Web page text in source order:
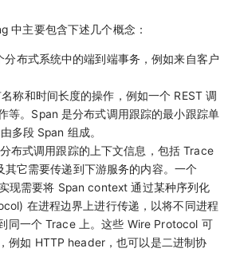
中主要包含下述几个概念：
分布式系统中的端到端事务，例如来自客户
称和时间长度的操作，例如一个 REST 调
等。Span 是分布式调用跟踪的最小跟踪单
多段 Span 组成。
布式调用跟踪的上下文信息，包括 Trace
其它需要传递到下游服务的内容。一个
现需要将 Span context 通过某种序列化
在进程边界上进行传递，以将不同进程
同一个 Trace 上。这些 Wire Protocol 可
例如 HTTP header，也可以是二进制协